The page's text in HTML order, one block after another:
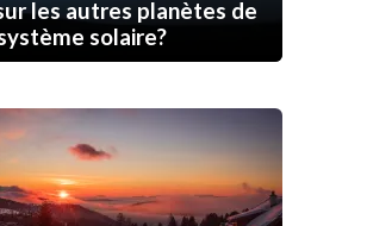
les autres planètes de
solaire?